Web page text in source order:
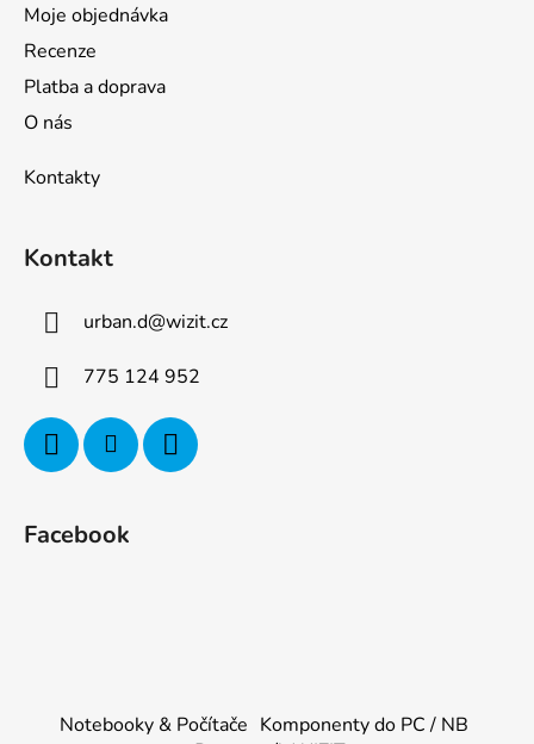
Moje objednávka
Recenze
Platba a doprava
O nás
Kontakty
Kontakt
urban.d@wizit.cz
775 124 952
Facebook
Notebooky & Počítače Komponenty do PC / NB